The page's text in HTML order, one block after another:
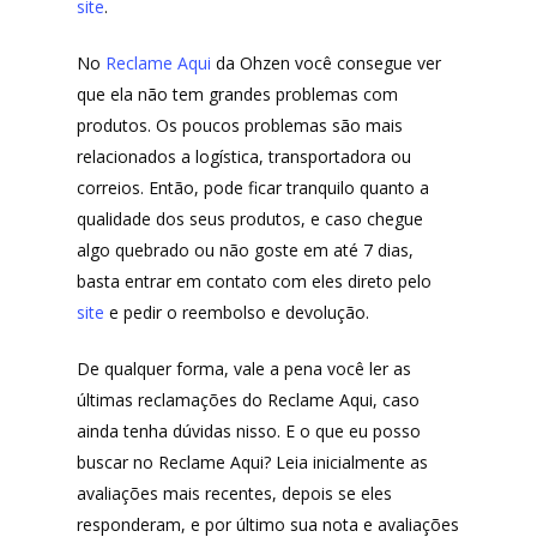
site.
No Reclame Aqui da Ohzen você consegue ver
que ela não tem grandes problemas com
produtos. Os poucos problemas são mais
relacionados a logística, transportadora ou
correios. Então, pode ficar tranquilo quanto a
qualidade dos seus produtos, e caso chegue
algo quebrado ou não goste em até 7 dias,
basta entrar em contato com eles direto pelo
site e pedir o reembolso e devolução.
De qualquer forma, vale a pena você ler as
últimas reclamações do Reclame Aqui, caso
ainda tenha dúvidas nisso. E o que eu posso
buscar no Reclame Aqui? Leia inicialmente as
avaliações mais recentes, depois se eles
responderam, e por último sua nota e avaliações